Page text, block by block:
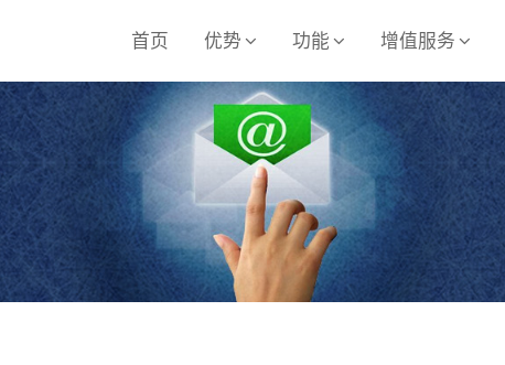
首页 优势 功能 增值服务